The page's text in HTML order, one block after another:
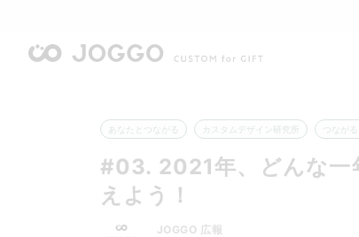
あなたとつながる カスタムデザイン研究所 つながる
#03. 2021年、どんな一
えよう！
JOGGO 広報